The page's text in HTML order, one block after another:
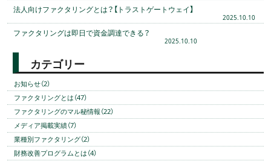
法人向けファクタリングとは？【トラストゲートウェイ】
2025.10.10
ファクタリングは即日で資金調達できる？
2025.10.10
カテゴリー
お知らせ（2）
ファクタリングとは（47）
ファクタリングのマル秘情報（22）
メディア掲載実績（7）
業種別ファクタリング（2）
財務改善プログラムとは（4）